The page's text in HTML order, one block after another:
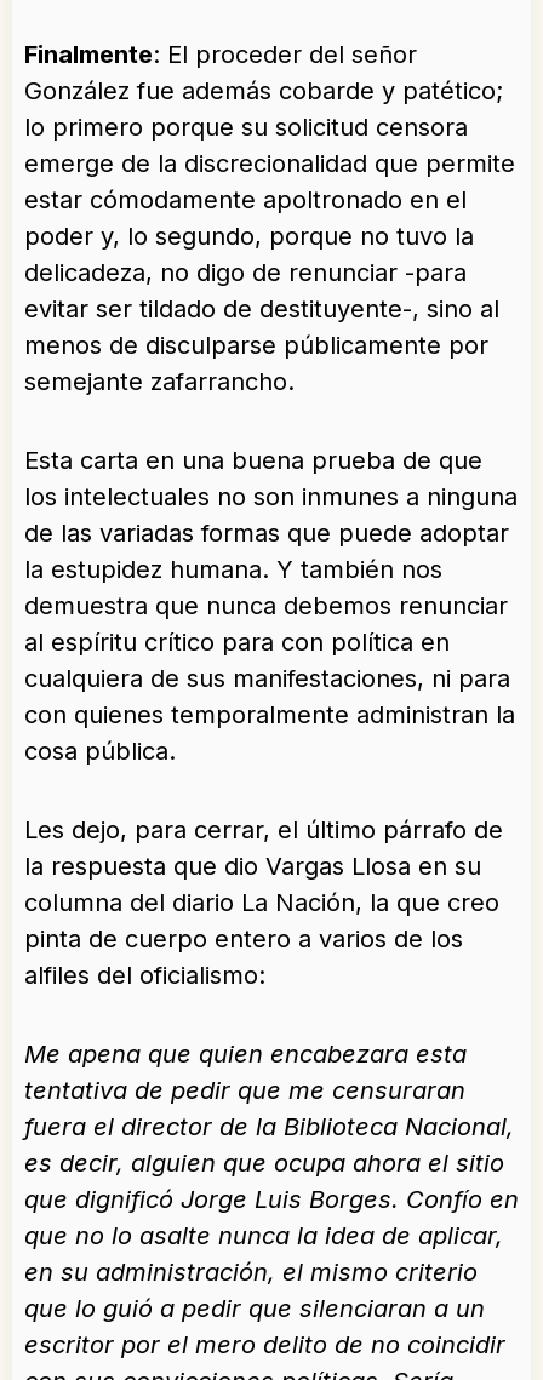
Finalmente: El proceder del señor
González fue además cobarde y patético;
lo primero porque su solicitud censora
emerge de la discrecionalidad que permite
estar cómodamente apoltronado en el
poder y, lo segundo, porque no tuvo la
delicadeza, no digo de renunciar -para
evitar ser tildado de destituyente-, sino al
menos de disculparse públicamente por
semejante zafarrancho.
Esta carta en una buena prueba de que
los intelectuales no son inmunes a ninguna
de las variadas formas que puede adoptar
la estupidez humana. Y también nos
demuestra que nunca debemos renunciar
al espíritu crítico para con política en
cualquiera de sus manifestaciones, ni para
con quienes temporalmente administran la
cosa pública.
Les dejo, para cerrar, el último párrafo de
la respuesta que dio Vargas Llosa en su
columna del diario La Nación, la que creo
pinta de cuerpo entero a varios de los
alfiles del oficialismo:
Me apena que quien encabezara esta
tentativa de pedir que me censuraran
fuera el director de la Biblioteca Nacional,
es decir, alguien que ocupa ahora el sitio
que dignificó Jorge Luis Borges. Confío en
que no lo asalte nunca la idea de aplicar,
en su administración, el mismo criterio
que lo guió a pedir que silenciaran a un
escritor por el mero delito de no coincidir